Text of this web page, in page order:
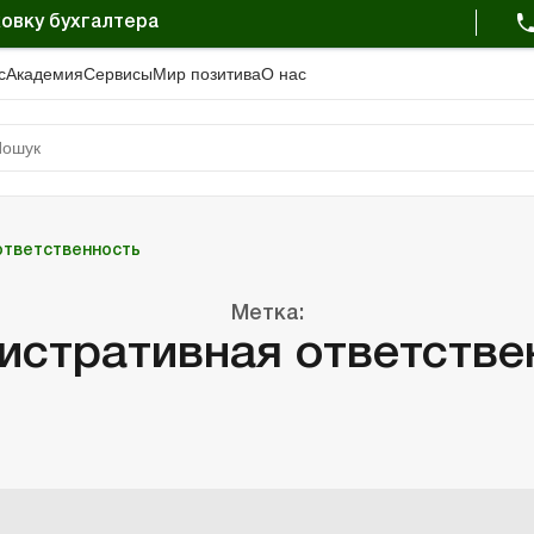
бухгалтера
АкадемияСервисыМир позитиваО нас
Метка: